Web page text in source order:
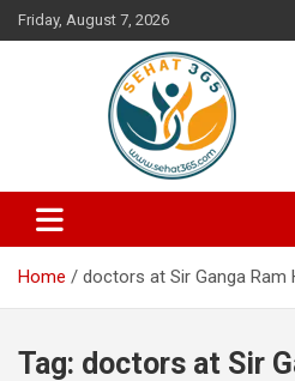
Skip
to
Friday, August 7, 2026
Sehat365
Your's Complete Health Guide
Home doctors at Sir Ganga Ram
Tag: doctors at Sir